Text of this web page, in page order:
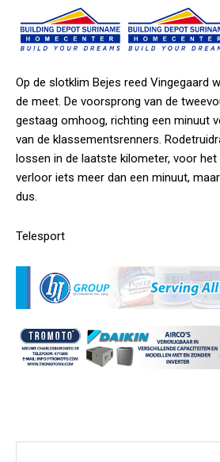
Op de slotklim Bejes reed Vingegaard
de meet. De voorsprong van de
gestaag omhoog, richting een minuut
van de klassementsrenners.
lossen in de laatste kilometer, voor
verloor iets meer dan een minuut,
dus.
Telesport